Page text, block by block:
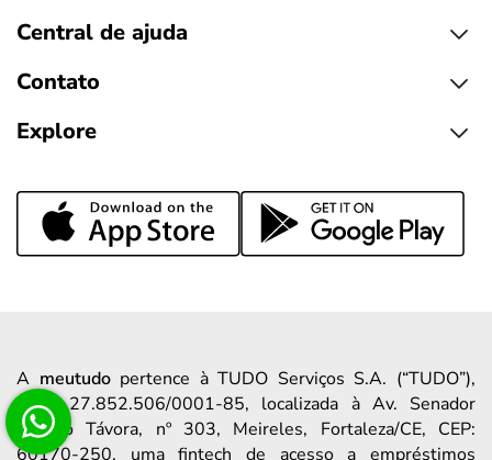
Central de ajuda
Contato
Explore
A meutudopertence à TUDO Serviços S.A. (“TUDO”),
CNPJ 27.852.506/0001-85, localizada à Av. Senador
Virgílio Távora, nº 303, Meireles, Fortaleza/CE, CEP:
60170-250, uma fintech de acesso a empréstimos